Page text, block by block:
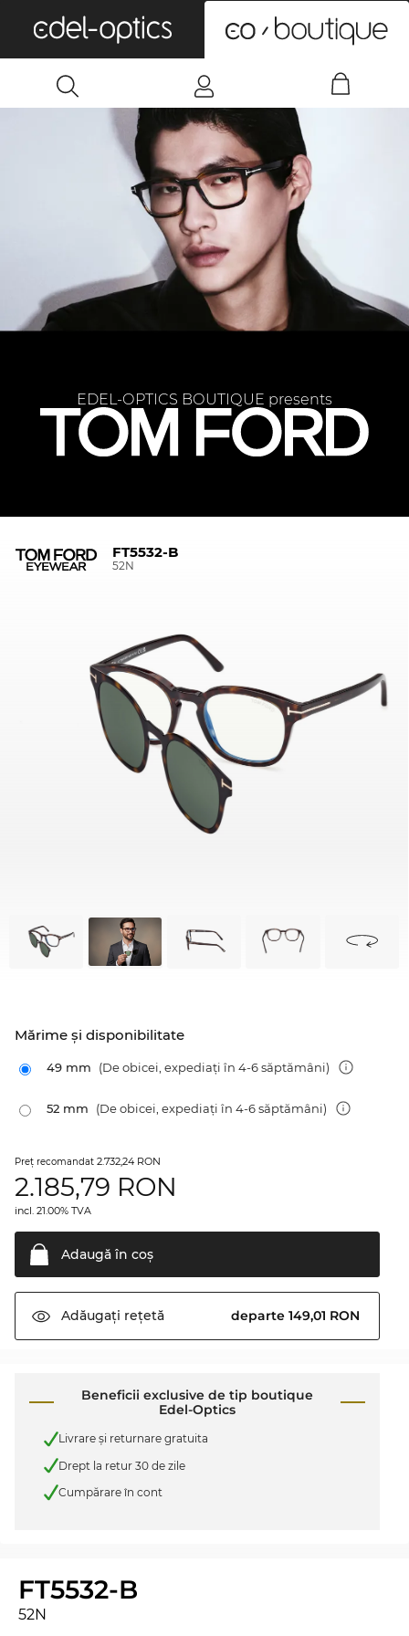
EDEL-OPTICS BOUTIQUE presents
FT5532-B
52N
Mărime şi disponibilitate
49 mm (De obicei, expediați în 4-6 săptămâni)
52 mm (De obicei, expediați în 4-6 săptămâni)
Preţ recomandat 2.732,24 RON
2.185,79 RON
incl. 21.00% TVA
Adaugă în coş
Adăugați rețetă departe 149,01 RON
Beneficii exclusive de tip boutique
Edel-Optics
Livrare şi returnare gratuita
Drept la retur 30 de zile
Cumpărare în cont
FT5532-B
52N